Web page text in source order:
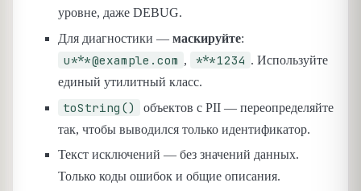
уровне, даже DEBUG.
Для диагностики — маскируйте:
u***@example.com , ***1234 . Используйте
единый утилитный класс.
toString()
объектов с PII — переопределяйте
так, чтобы выводился только идентификатор.
Текст исключений — без значений данных.
Только коды ошибок и общие описания.